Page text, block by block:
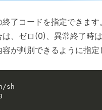
了コードを指定できま
、ゼロ(0)、異常終了時
容が判別できるように指定
sh